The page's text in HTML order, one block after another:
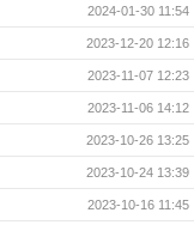
2024-01-30 11:54
2023-12-20 12:16
2023-11-07 12:23
2023-11-06 14:12
2023-10-26 13:25
2023-10-24 13:39
2023-10-16 11:45